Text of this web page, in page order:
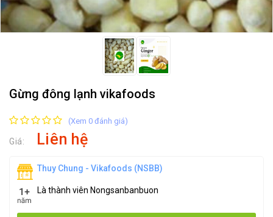
Gừng đông lạnh vikafoods
(Xem 0 đánh giá)
Giá: Liên hệ
Thuy Chung - Vikafoods (NSBB)
Là thành viên Nongsanbanbuon